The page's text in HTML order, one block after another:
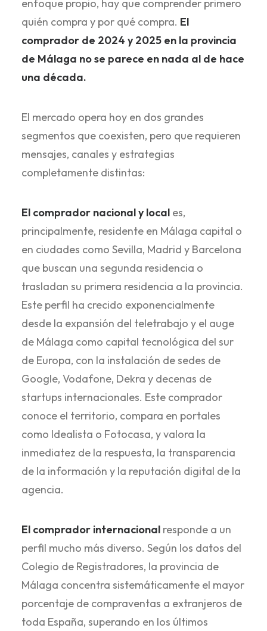
enfoque propio, hay que comprender primero
quién compra y por qué compra. El
comprador de 2024 y 2025 en la provincia
de Málaga no se parece en nada al de hace
una década.
El mercado opera hoy en dos grandes
segmentos que coexisten, pero que requieren
mensajes, canales y estrategias
completamente distintas:
El comprador nacional y local es,
principalmente, residente en Málaga capital o
en ciudades como Sevilla, Madrid y Barcelona
que buscan una segunda residencia o
trasladan su primera residencia a la provincia.
Este perfil ha crecido exponencialmente
desde la expansión del teletrabajo y el auge
de Málaga como capital tecnológica del sur
de Europa, con la instalación de sedes de
Google, Vodafone, Dekra y decenas de
startups internacionales. Este comprador
conoce el territorio, compara en portales
como Idealista o Fotocasa, y valora la
inmediatez de la respuesta, la transparencia
de la información y la reputación digital de la
agencia.
El comprador internacional responde a un
perfil mucho más diverso. Según los datos del
Colegio de Registradores, la provincia de
Málaga concentra sistemáticamente el mayor
porcentaje de compraventas a extranjeros de
toda España, superando en los últimos